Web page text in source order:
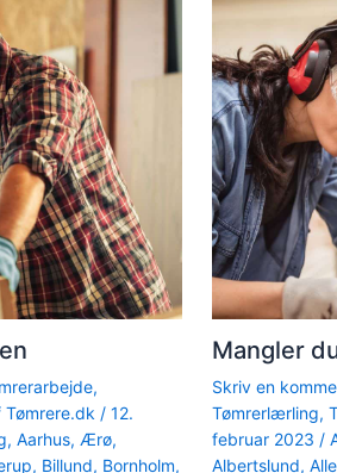
,
Tømrere.dk / 12.
, Aarhus, Ærø,
, Billund, Bornholm,
Mangler
Skriv en
Tømrerlærling,
februar 2023 /
Albertslund,